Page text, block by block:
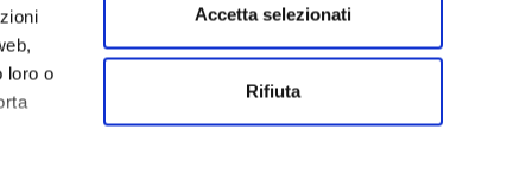
loro o
Accetta selezionati
Rifiuta
tua vettura e ti